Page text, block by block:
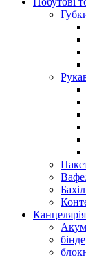
Канцелярія